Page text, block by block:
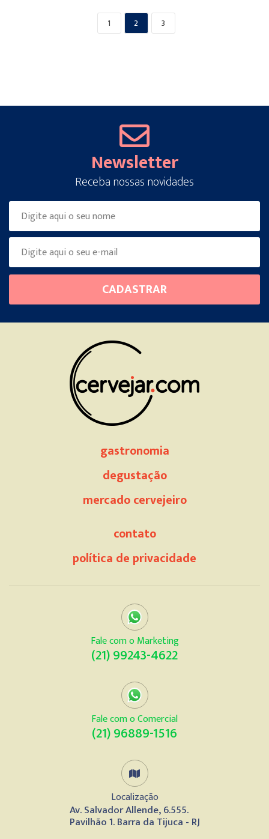
1 2 3
Newsletter
Receba nossas novidades
this
field
CADASTRAR
gastronomia
degustação
mercado cervejeiro
contato
política de privacidade
Fale com o Marketing
(21) 99243-4622
Fale com o Comercial
(21) 96889-1516
Localização
Av. Salvador Allende, 6.555.
Pavilhão 1. Barra da Tijuca - RJ